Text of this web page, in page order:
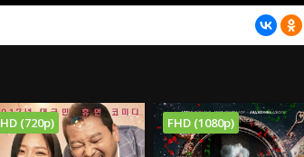
HD (720p) FHD (1080p)